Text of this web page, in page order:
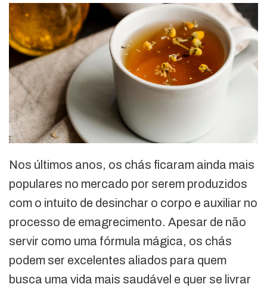
Nos últimos anos, os chás ficaram ainda mais
populares no mercado por serem produzidos
com o intuito de desinchar o corpo e auxiliar no
processo de emagrecimento. Apesar de não
servir como uma fórmula mágica, os chás
podem ser excelentes aliados para quem
busca uma vida mais saudável e quer se livrar